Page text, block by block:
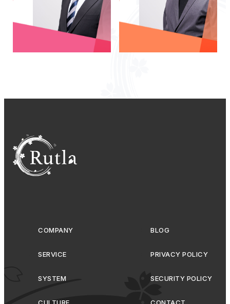
COMPANY
SERVICE
SYSTEM
CULTURE
BLOG
PRIVACY POLICY
SECURITY POLICY
CONTACT